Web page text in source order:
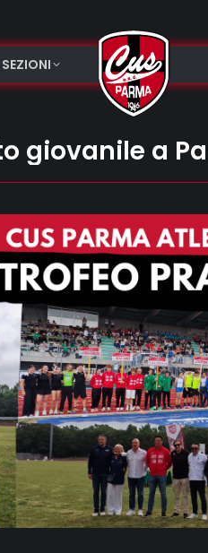
SEZIONI
a